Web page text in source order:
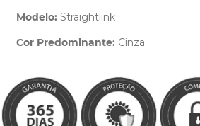
Modelo: Straightlink
Cor Predominante: Cinza